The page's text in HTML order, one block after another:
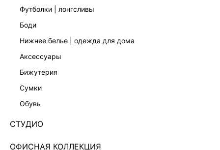
футболки | лонгсливы
боди
нижнее белье | одежда для дома
аксессуары
бижутерия
сумки
обувь
СТУДИО
ОФИСНАЯ КОЛЛЕКЦИЯ
Нет в наличии
ЦВЕТ:БЕЖЕВЫЙ